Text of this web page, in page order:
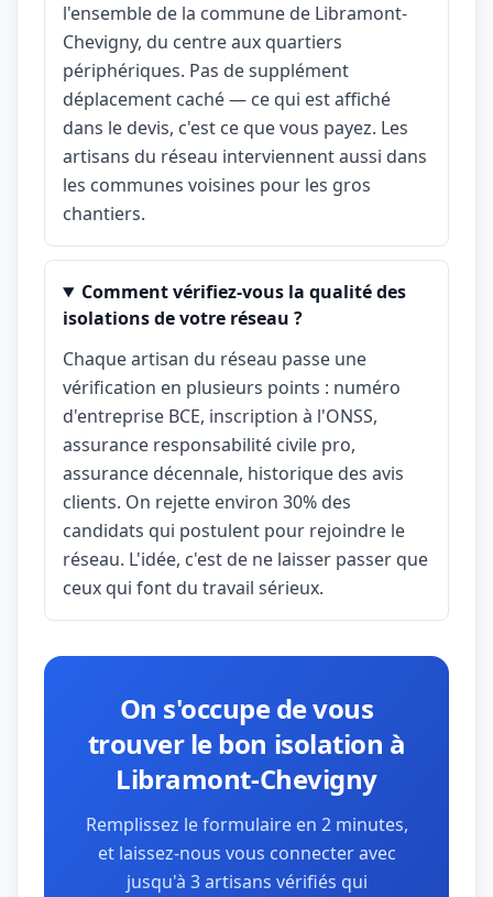
l'ensemble de la commune de Libramont-
Chevigny, du centre aux quartiers
périphériques. Pas de supplément
déplacement caché — ce qui est affiché
dans le devis, c'est ce que vous payez. Les
artisans du réseau interviennent aussi dans
les communes voisines pour les gros
chantiers.
Comment vérifiez-vous la qualité des
isolations de votre réseau ?
Chaque artisan du réseau passe une
vérification en plusieurs points : numéro
d'entreprise BCE, inscription à l'ONSS,
assurance responsabilité civile pro,
assurance décennale, historique des avis
clients. On rejette environ 30% des
candidats qui postulent pour rejoindre le
réseau. L'idée, c'est de ne laisser passer que
ceux qui font du travail sérieux.
On s'occupe de vous
trouver le bon isolation à
Libramont-Chevigny
Remplissez le formulaire en 2 minutes,
et laissez-nous vous connecter avec
jusqu'à 3 artisans vérifiés qui